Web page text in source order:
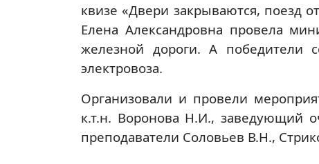
квизе «Двери закрываются, поезд
Елена Александровна провела
железной дороги. А победители
электровоза.
Организовали и провели
к.т.н. Воронова Н.И., заведующий
преподаватели Соловьев В.Н.,